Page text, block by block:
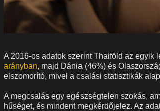
A 2016-os adatok szerint Thaiföld az egyik
arányban, majd Dánia (46%) és
elszomorító, mivel a csalási statisztikák
A megcsalás egy egészségtelen szokás,
hűséget, és mindent megkérdőjelez. Az